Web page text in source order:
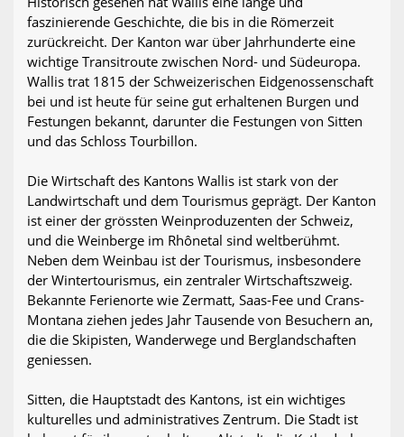
faszinierende Geschichte, die bis in die Römerzeit
zurückreicht. Der Kanton war über Jahrhunderte eine
wichtige Transitroute zwischen Nord- und Südeuropa.
Wallis trat 1815 der Schweizerischen Eidgenossenschaft
bei und ist heute für seine gut erhaltenen Burgen und
Festungen bekannt, darunter die Festungen von Sitten
und das Schloss Tourbillon.
Die Wirtschaft des Kantons Wallis ist stark von der
Landwirtschaft und dem Tourismus geprägt. Der Kanton
ist einer der grössten Weinproduzenten der Schweiz,
und die Weinberge im Rhônetal sind weltberühmt.
Neben dem Weinbau ist der Tourismus, insbesondere
der Wintertourismus, ein zentraler Wirtschaftszweig.
Bekannte Ferienorte wie Zermatt, Saas-Fee und Crans-
Montana ziehen jedes Jahr Tausende von Besuchern an,
die die Skipisten, Wanderwege und Berglandschaften
geniessen.
Sitten, die Hauptstadt des Kantons, ist ein wichtiges
kulturelles und administratives Zentrum. Die Stadt ist